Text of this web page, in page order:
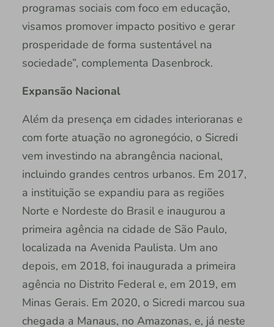
programas sociais com foco em educação,
visamos promover impacto positivo e gerar
prosperidade de forma sustentável na
sociedade”, complementa Dasenbrock.
Expansão Nacional
Além da presença em cidades interioranas e
com forte atuação no agronegócio, o Sicredi
vem investindo na abrangência nacional,
incluindo grandes centros urbanos. Em 2017,
a instituição se expandiu para as regiões
Norte e Nordeste do Brasil e inaugurou a
primeira agência na cidade de São Paulo,
localizada na Avenida Paulista. Um ano
depois, em 2018, foi inaugurada a primeira
agência no Distrito Federal e, em 2019, em
Minas Gerais. Em 2020, o Sicredi marcou sua
chegada a Manaus, no Amazonas, e, já neste